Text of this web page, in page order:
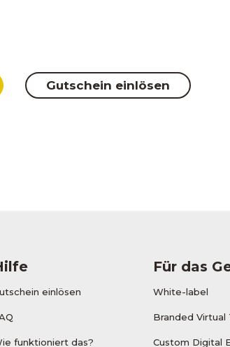
Gutschein einlösen
einlösen
funktioniert das?
Für das
White-label
Branded Virtual
Custom Digital